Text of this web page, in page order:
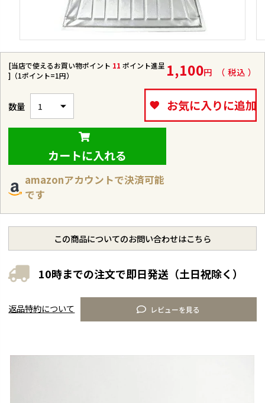
[当店で使えるお買い物ポイント 11 ポイント進呈
]（1ポイント=1円）
1,100 税込
お気に入りに追加
カートに入れる
amazonアカウントで決済可能
です
10時までの注文で即日発送（土日祝除く）
この商品についてのお問い合わせはこちら
レビューを見る
返品特約について